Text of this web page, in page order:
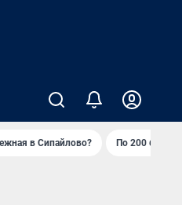
в Сипайлово? По 200